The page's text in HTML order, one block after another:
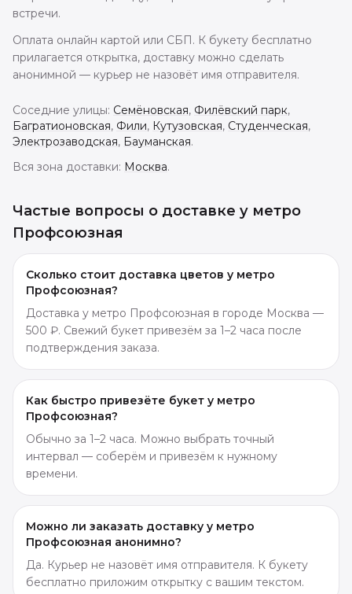
встречи.
Оплата онлайн картой или СБП. К букету бесплатно
прилагается открытка, доставку можно сделать
анонимной — курьер не назовёт имя отправителя.
Соседние улицы: Семёновская, Филёвский парк,
Багратионовская, Фили, Кутузовская, Студенческая,
Электрозаводская, Бауманская.
Вся зона доставки: Москва.
Частые вопросы о доставке у метро
Профсоюзная
Сколько стоит доставка цветов у метро
Профсоюзная?
Доставка у метро Профсоюзная в городе Москва —
500 ₽. Свежий букет привезём за 1–2 часа после
подтверждения заказа.
Как быстро привезёте букет у метро
Профсоюзная?
Обычно за 1–2 часа. Можно выбрать точный
интервал — соберём и привезём к нужному
времени.
Можно ли заказать доставку у метро
Профсоюзная анонимно?
Да. Курьер не назовёт имя отправителя. К букету
бесплатно приложим открытку с вашим текстом.